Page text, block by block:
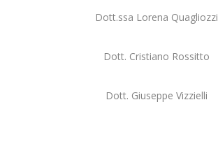
Dott.ssa Lorena Quagliozzi
Dott. Cristiano Rossitto
Dott. Giuseppe Vizzielli